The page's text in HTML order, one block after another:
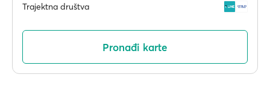
Trajektna društva
Pronađi karte